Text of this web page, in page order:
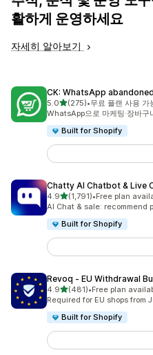
활하게 운영하세요
자세히 알아보기
CK: WhatsApp
5.0별 5개 중
(275)
총 리뷰 275개
•무료 플랜 사용 가
WhatsApp으로 마케팅·장바구
Built for Shopify
Chatty AI Chatbot & Live
4.9별 5개 중
(1,791)
총 리뷰 1791개
•Free plan
AI Chat & sale: recommend
Built for Shopify
Revoq ‑ EU Withdrawal
4.9별 5개 중
(481)
총 리뷰 481개
•Free plan
Required for EU shops from
Built for Shopify